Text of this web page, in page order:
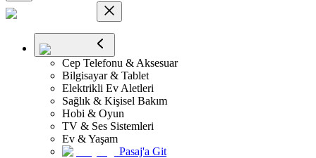
Cep Telefonu & Aksesuar
Bilgisayar & Tablet
Elektrikli Ev Aletleri
Sağlık & Kişisel Bakım
Hobi & Oyun
TV & Ses Sistemleri
Ev & Yaşam
Pasaj'a Git